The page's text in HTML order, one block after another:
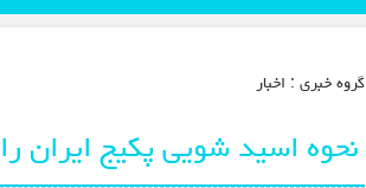
گروه خبري : اخبار
نحوه اسید شویی پکیج ایران